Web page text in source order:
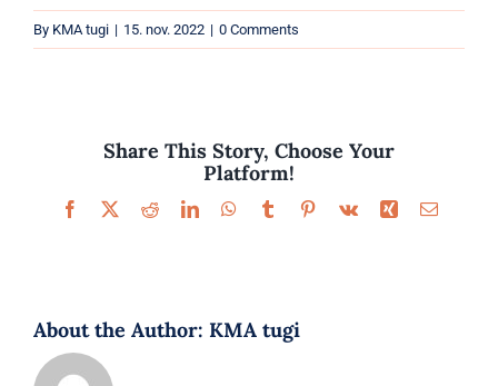
Parfüümid
By KMA tugi | 15. nov. 2022 | 0 Comments
Share This Story, Choose Your
Platform!
Facebook
X RedditLinkedInWhatsApp
TumblrPinterest
Vk Xing Email
About the Author: KMA tugi